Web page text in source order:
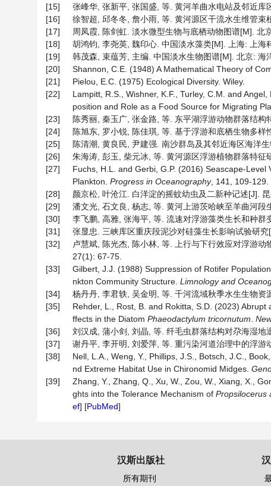
[15]
张峰华, 张新平, 张国盛, 等. 黄河羊曲水电站及邻近
[16]
徐智超, 邱冬冬, 詹小雨, 等. 黄河源区干流水生维管
[17]
周凤霞, 陈剑虹. 淡水微型生物与底栖动物图谱[M]. 北
[18]
胡鸿钧, 李尧英, 魏印心. 中国淡水藻类[M]. 上海: 上海
[19]
韩茂森, 束蕴芳, 主编. 中国淡水生物图谱[M]. 北京: 海
[20]
Shannon, C.E. (1948) A Mathematical Theory of
[21]
Pielou, E.C. (1975) Ecological Diversity. Wiley.
[22]
Lampitt, R.S., Wishner, K.F., Turley, C.M. and
position and Role as a Food Source for Migrating
[23]
陈秀丽, 秦玉广, 张金路, 等. 东平湖浮游动物群落结
[24]
陈旭东, 罗小锐, 陈佳琪, 等. 基于浮游和底栖生物多
[25]
陈清潮, 黄良民, 尹建强. 南沙群岛及其邻近海区海洋
[26]
朱海涛, 彭玉, 柴元冰, 等. 黄河源区浮游植物群落特征
[27]
Fuchs, H.L. and Gerbi, G.P. (2016) Seascape-
Plankton. Progress in Oceanography, 141, 109-129.
[28]
颜京松, 叶沧江. 白洋淀的摇蚊幼虫及二新种记述[J].
[29]
潘文光, 石文良, 杨志, 等. 黄河上游茨哈峡至羊曲河
[30]
李飞鹏, 高雅, 张海平, 等. 流速对浮游藻类生长和种
[31]
张显忠. 三峡库区重庆段泥沙对硅藻生长影响试验研
[32]
卢慧斌, 陈光杰, 陈小林, 等. 上行与下行效应对浮游
27(1): 67-75.
[33]
Gilbert, J.J. (1988) Suppression of Rotifer
nkton Community Structure. Limnology and
[34]
杨丹丹, 李君轶, 吴金明, 等. 千河流域秋季水生生物
[35]
Rehder, L., Rost, B. and Rokitta, S.D. (2023)
ffects in the Diatom Phaeodactylum tricornutum
[36]
刘汉成, 蒲小剑, 刘晶, 等. 纤毛虫群落结构对尕海湿
[37]
谢丹平, 李开明, 刘爱萍, 等. 重污染河道治理中的浮
[38]
Nell, L.A., Weng, Y., Phillips, J.S., Botsch, J.C.,
nd Extreme Habitat Use in Chironomid Midges.
[39]
Zhang, Y., Zhang, Q., Xu, W., Zou, W., Xiang, X.,
ghts into the Tolerance Mechanism of Propsilocerus
ef] [PubMed]
汉斯出版社
所有期刊